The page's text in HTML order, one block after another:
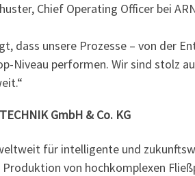
Chief Operating Officer bei
dass unsere Prozesse – von der
Niveau performen. Wir sind stolz
GmbH & Co. KG
für intelligente und
von hochkomplexen